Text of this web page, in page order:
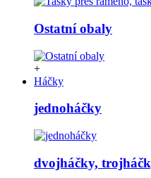
Ostatní obaly
+
Háčky
jednoháčky
dvojháčky,